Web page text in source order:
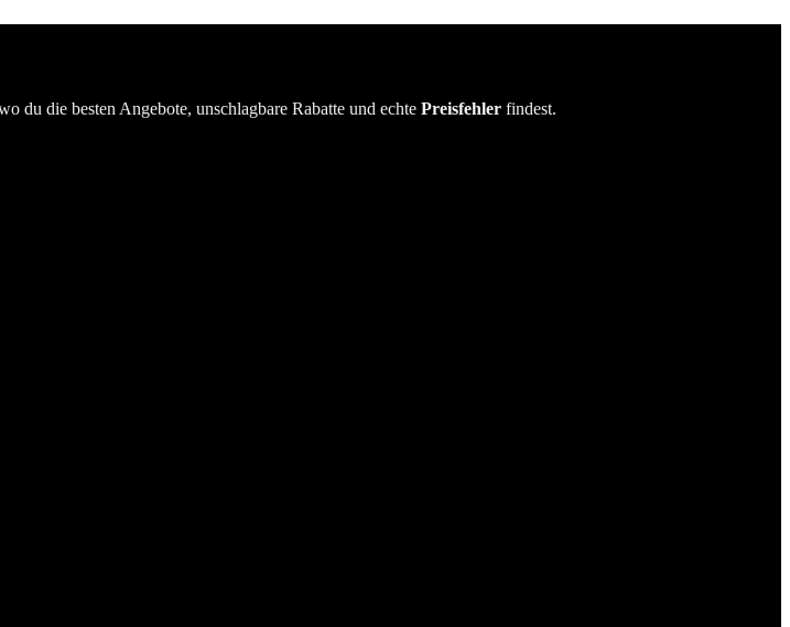
du die besten Angebote, unschlagbare Rabatte und echte Preisfehler findest.